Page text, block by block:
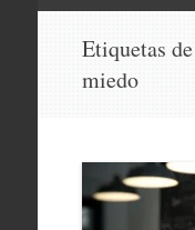
contenido
Etiquetas
miedo